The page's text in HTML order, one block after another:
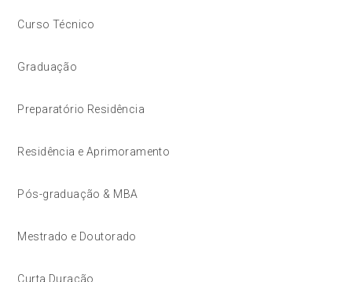
Curso Técnico
Graduação
Preparatório Residência
Residência e Aprimoramento
Pós-graduação & MBA
Mestrado e Doutorado
Curta Duração